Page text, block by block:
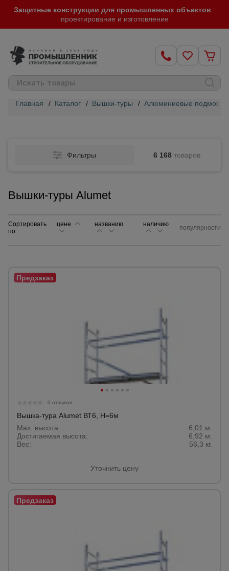
Защитные конструкции для промышленных объектов :
проектирование и изготовление
Главная / Каталог / Вышки-туры / Алюминиевые подмости
Фильтры 6 168 товаров
Вышки-туры Alumet
Сортировать
по:
цене названию наличию популярности
0 отзывов
Вышка-тура Alumet ВТ6, Н=6м
Max. высота:
6,01 м.
Достигаемая высота:
6,92 м.
Вес:
56,3 кг.
Уточнить цену
оборудование